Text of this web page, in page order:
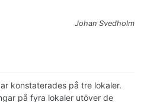
Johan Svedholm
konstaterades på tre lokaler.
på fyra lokaler utöver de